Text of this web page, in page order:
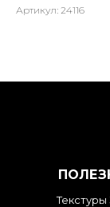
Артикул: 24116
Текстуры